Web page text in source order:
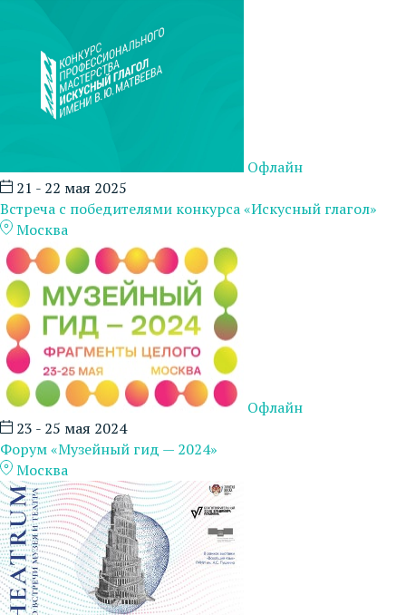
Офлайн
21 - 22 мая 2025
Встреча с победителями конкурса «Искусный глагол»
Москва
Офлайн
23 - 25 мая 2024
Форум «Музейный гид — 2024»
Москва